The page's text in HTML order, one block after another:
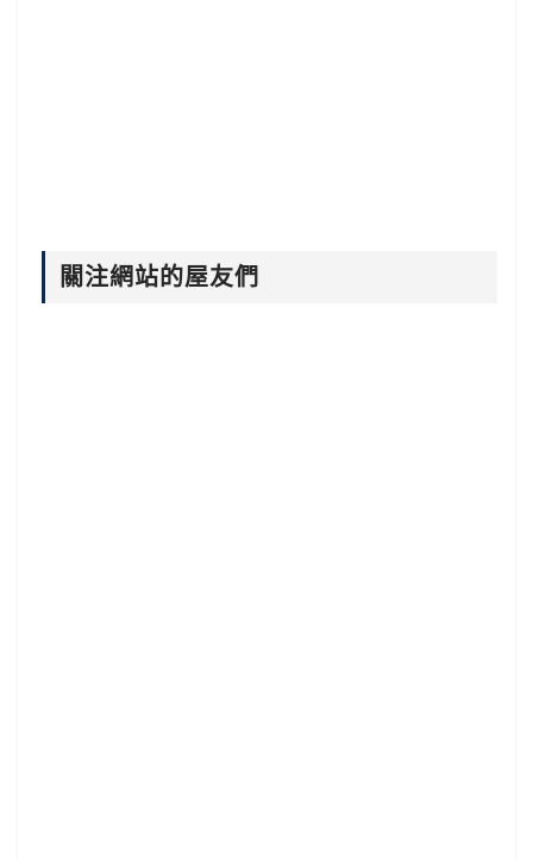
關注網站的屋友們